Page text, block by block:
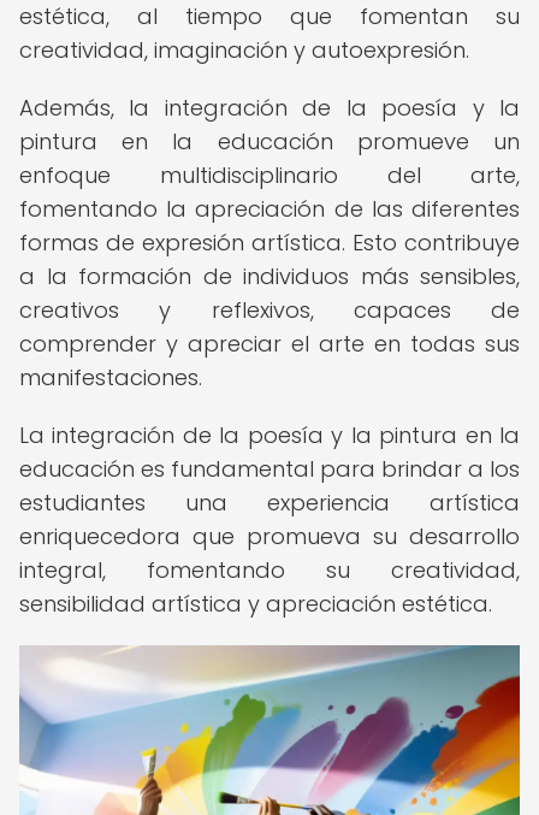
estética, al tiempo que fomentan su
creatividad, imaginación y autoexpresión.
Además, la integración de la poesía y la
pintura en la educación promueve un
enfoque multidisciplinario del arte,
fomentando la apreciación de las diferentes
formas de expresión artística. Esto contribuye
a la formación de individuos más sensibles,
creativos y reflexivos, capaces de
comprender y apreciar el arte en todas sus
manifestaciones.
La integración de la poesía y la pintura en la
educación es fundamental para brindar a los
estudiantes una experiencia artística
enriquecedora que promueva su desarrollo
integral, fomentando su creatividad,
sensibilidad artística y apreciación estética.